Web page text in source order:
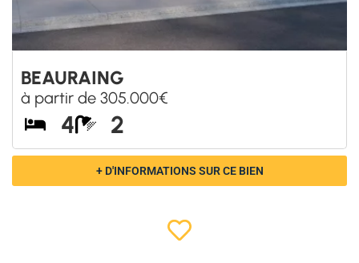
BEAURAING
à partir de 305.000€
4 2
+ D'INFORMATIONS SUR CE BIEN